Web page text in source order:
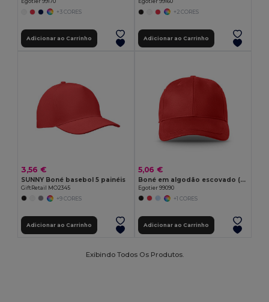
Egotier 99170
+3 CORES
Adicionar ao Carrinho
Egotier 99160
+2 CORES
Adicionar ao Carrinho
3,56 €
SUNNY Boné basebol 5 painéis
GiftRetail MO2345
+9 CORES
Adicionar ao Carrinho
5,06 €
Boné em algodão escovado (65% reciclado)
Egotier 99090
+1 CORES
Adicionar ao Carrinho
Exibindo Todos Os Produtos.